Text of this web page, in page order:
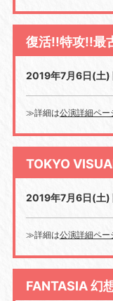
復活!!特攻!!最
2019年7月6日(土)
≫詳細は公演詳細ペー
TOKYO
2019年7月6日(土)
≫詳細は公演詳細ペー
FANTASIA 幻